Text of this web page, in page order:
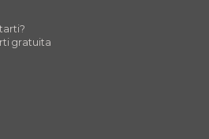
gratuita